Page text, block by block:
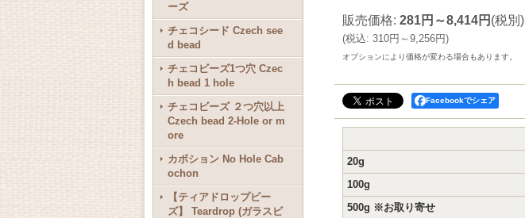
ーズ
チェコシード Czech see
d bead
チェコビーズ1つ穴 Czec
h bead 1 hole
チェコビーズ ２つ穴以上
Czech bead 2-Hole or m
ore
カボション No Hole Cab
ochon
【ティアドロップビー
ズ】 Teardrop (ガラスビ
販売価格: 281円～8,414円 (税別)
(税込: 310円～9,256円)
オプションにより価格が変わる場合もあります。
Facebookでシェア
20g
100g
500g ※お取り寄せ